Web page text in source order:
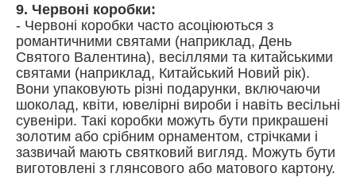
9. Червоні коробки:
- Червоні коробки часто асоціюються з
романтичними святами (наприклад, День
Святого Валентина), весіллями та китайськими
святами (наприклад, Китайський Новий рік).
Вони упаковують різні подарунки, включаючи
шоколад, квіти, ювелірні вироби і навіть весільні
сувеніри. Такі коробки можуть бути прикрашені
золотим або срібним орнаментом, стрічками і
зазвичай мають святковий вигляд. Можуть бути
виготовлені з глянсового або матового картону.